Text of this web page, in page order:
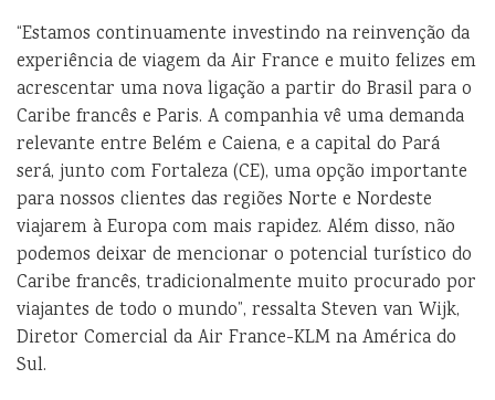
“Estamos continuamente investindo na reinvenção da
experiência de viagem da Air France e muito felizes em
acrescentar uma nova ligação a partir do Brasil para o
Caribe francês e Paris. A companhia vê uma demanda
relevante entre Belém e Caiena, e a capital do Pará
será, junto com Fortaleza (CE), uma opção importante
para nossos clientes das regiões Norte e Nordeste
viajarem à Europa com mais rapidez. Além disso, não
podemos deixar de mencionar o potencial turístico do
Caribe francês, tradicionalmente muito procurado por
viajantes de todo o mundo”, ressalta Steven van Wijk,
Diretor Comercial da Air France-KLM na América do
Sul.